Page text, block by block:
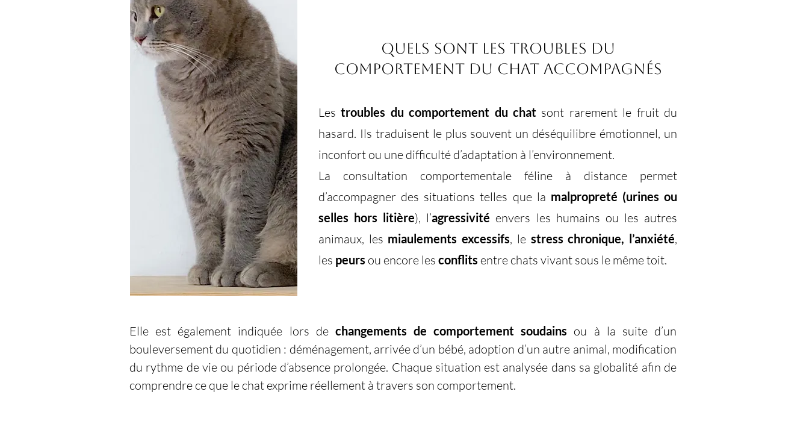
Quels sont les Troubles du
comportement du chat accompagnés
Lestroubles du comportement du chat sont rarement le fruit du
hasard. Ils traduisent le plus souvent un déséquilibre émotionnel, un
inconfort ou une difficulté d’adaptation à l’environnement.
La consultation comportementale féline à distance permet
d’accompagner des situations telles que la malpropreté (urines ou
selles hors litière), l’agressivité envers les humains ou les autres
animaux, les miaulements excessifs, le stress chronique, l’anxiété,
les peurs ou encore les conflits entre chats vivant sous le même toit.
Elle est également indiquée lors de changements de comportement soudains ou à la suite d’un
bouleversement du quotidien : déménagement, arrivée d’un bébé, adoption d’un autre animal, modification
du rythme de vie ou période d’absence prolongée. Chaque situation est analysée dans sa globalité afin de
comprendre ce que le chat exprime réellement à travers son comportement.